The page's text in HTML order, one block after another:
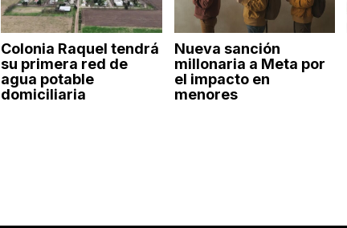
Colonia Raquel tendrá
su primera red de
agua potable
domiciliaria
Nueva sanción
millonaria a Meta por
el impacto en
menores